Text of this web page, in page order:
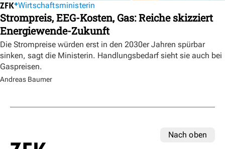
Wirtschaftsministerin
Strompreis, EEG-Kosten, Gas: Reiche skizziert
Energiewende-Zukunft
Die Strompreise würden erst in den 2030er Jahren spürbar
sinken, sagt die Ministerin. Handlungsbedarf sieht sie auch bei
Gaspreisen.
Andreas Baumer
Nach oben